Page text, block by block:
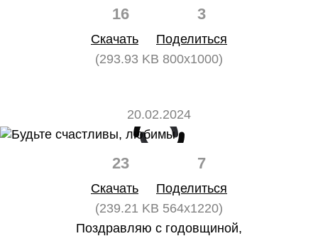
16 3
Скачать
Поделиться
(293.93 KB 800x1000)
20.02.2024
23 7
Скачать
Поделиться
(239.21 KB 564x1220)
Поздравляю с годовщиной,